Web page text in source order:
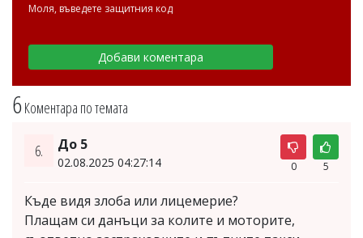
6Коментара по темата
6. До 5
02.08.2025 04:27:14 0 5
Къде видя злоба или лицемерие?
Плащам си данъци за колите и моторите,
Моля, въведете защитния код